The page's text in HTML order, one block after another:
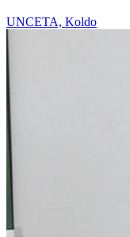
UNCETA, Koldo